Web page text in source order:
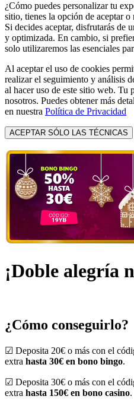
¿Cómo puedes personalizar tu
sitio, tienes la opción de aceptar o
Si decides aceptar, disfrutarás de
y optimizada. En cambio, si
solo utilizaremos las esenciales
Al aceptar el uso de cookies
realizar el seguimiento y análisis
al hacer uso de este sitio web. Tu
nosotros. Puedes obtener más
en nuestra Política de Privacidad
ACEPTAR SÓLO LAS TÉCNICAS
¡Doble alegría
¿Cómo conseguirlo?
☑ Deposita 20€ o más con el
extra hasta 30€ en bono bingo.
☑ Deposita 30€ o más con el
extra hasta 150€ en bono casino.